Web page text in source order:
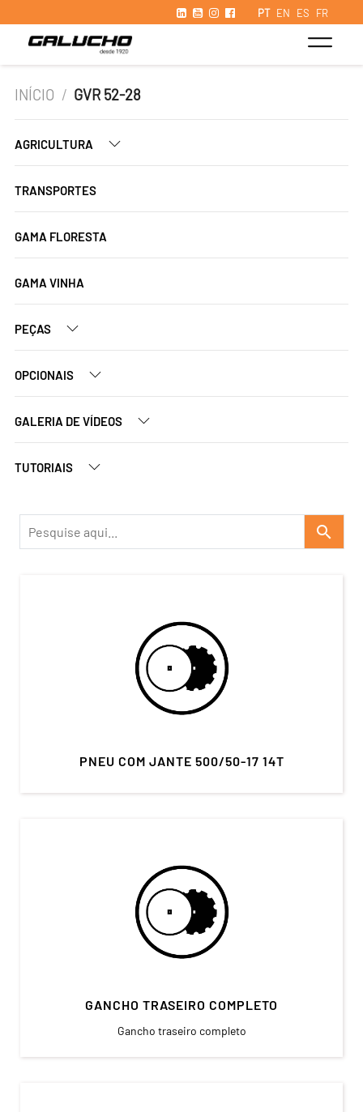
PT EN ES FR
INÍCIO / GVR 52-28
AGRICULTURA
TRANSPORTES
GAMA FLORESTA
GAMA VINHA
PEÇAS
OPCIONAIS
GALERIA DE VÍDEOS
TUTORIAIS
search
PNEU COM JANTE 500/50-17 14T
GANCHO TRASEIRO COMPLETO
Gancho traseiro completo